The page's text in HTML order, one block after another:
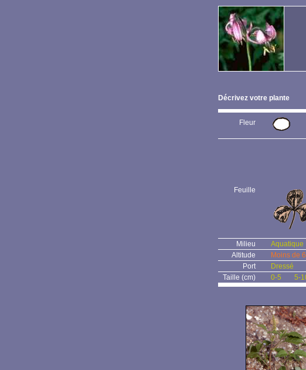
Décrivez votre plante
Fleur
Feuille
Milieu Aquatique
Altitude
Moins de
Port
Dressé
Taille (cm)
0-5 5-